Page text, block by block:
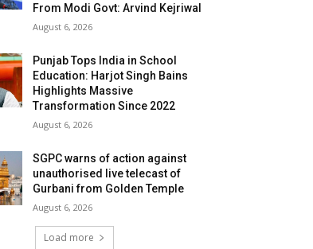
From Modi Govt: Arvind Kejriwal
August 6, 2026
Punjab Tops India in School
Education: Harjot Singh Bains
Highlights Massive
Transformation Since 2022
August 6, 2026
SGPC warns of action against
unauthorised live telecast of
Gurbani from Golden Temple
August 6, 2026
Load more